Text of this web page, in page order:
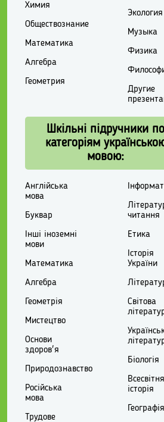
Химия
Обществознание
Математика
Алгебра
Геометрия
Экология
Музыка
Физика
Другие
Шкільні підручники по
категоріям
мовою:
Англійська
мова
Буквар
Інші іноземні
мови
Математика
Алгебра
Геометрія
Мистецтво
Основи
здоров'я
Природознавство
Російська
мова
Трудове
читання
Етика
Історія
України
Світова
Біологія
Всесвітня
історія
Географія